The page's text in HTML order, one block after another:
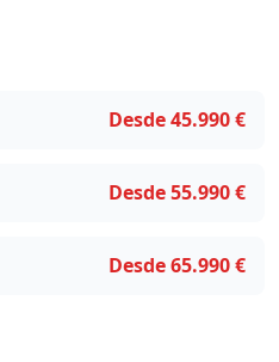
Desde 45.990 €
Desde 55.990 €
Desde 65.990 €